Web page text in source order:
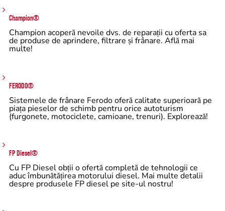
Champion®
Champion acoperă nevoile dvs. de reparații cu oferta sa
de produse de aprindere, filtrare și frânare. Află mai
multe!
FERODO®
Sistemele de frânare Ferodo oferă calitate superioară pe
piața pieselor de schimb pentru orice autoturism
(furgonete, motociclete, camioane, trenuri). Explorează!
FP Diesel®
Cu FP Diesel obții o ofertă completă de tehnologii ce
aduc îmbunătățirea motorului diesel. Mai multe detalii
despre produsele FP diesel pe site-ul nostru!